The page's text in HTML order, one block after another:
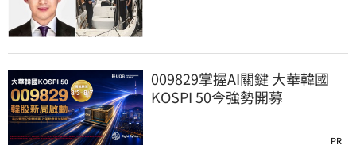
009829掌握AI關鍵 大華韓國
KOSPI 50今強勢開募
PR